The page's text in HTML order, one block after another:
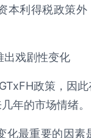
利得税政策外
政策，因此
年的市场情绪。
最重要的因素